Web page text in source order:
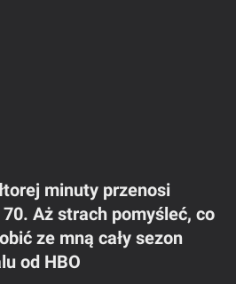
minuty przenosi
Aż strach pomyśleć, co
ze mną cały sezon
od HBO